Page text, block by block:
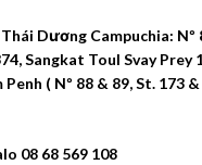
Dương Campuchia: Nº
Sangkat Toul Svay Prey
( Nº 88 & 89, St. 173
08 68 569 108